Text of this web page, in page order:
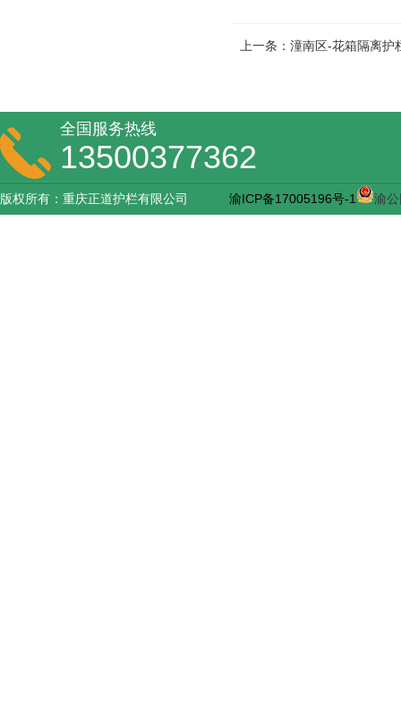
上一条：潼南区-花箱隔离护
全国服务热线
13500377362
版权所有：重庆正道护栏有限公司 渝ICP备17005196号-1 渝